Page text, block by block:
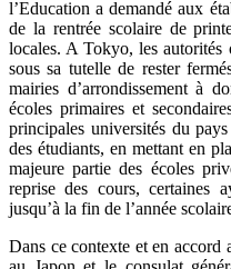
l’Education a demandé aux
de la rentrée scolaire de
locales. A Tokyo, les autorités
sous sa tutelle de rester
mairies d’arrondissement à
écoles primaires et
principales universités du
des étudiants, en mettant en
majeure partie des écoles
reprise des cours, certaines
jusqu’à la fin de l’année
Dans ce contexte et en accord